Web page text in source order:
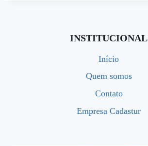
INSTITUCIONAL
Início
Quem somos
Contato
Empresa Cadastur